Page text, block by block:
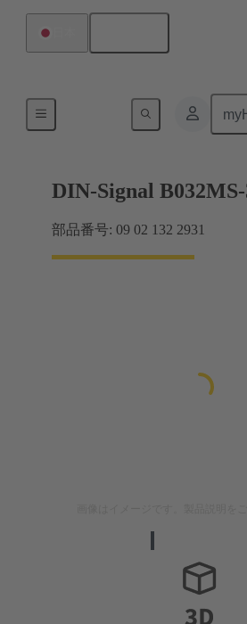
マザーボード ツー ドーターカ
DIN-Signal B032MS-
部品番号: 09 02 132 2931